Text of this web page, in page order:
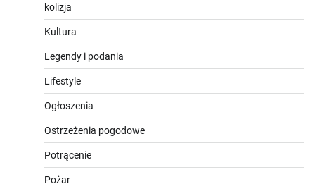
kolizja
Kultura
Legendy i podania
Lifestyle
Ogłoszenia
Ostrzeżenia pogodowe
Potrącenie
Pożar